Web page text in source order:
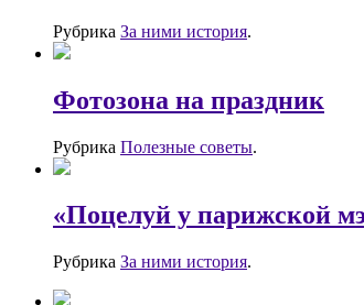
Рубрика За ними история.
Фотозона на праздник
Рубрика Полезные советы.
«Поцелуй у парижской
Рубрика За ними история.